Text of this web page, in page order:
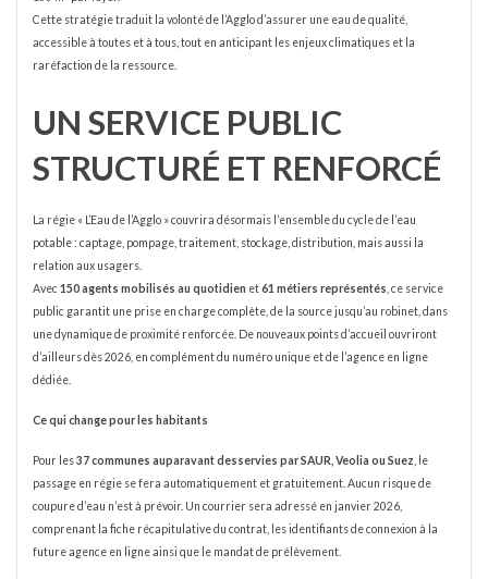
Cette stratégie traduit la volonté de l’Agglo d’assurer une eau de qualité,
accessible à toutes et à tous, tout en anticipant les enjeux climatiques et la
raréfaction de la ressource.
UN SERVICE PUBLIC
STRUCTURÉ ET RENFORCÉ
La régie « L’Eau de l’Agglo » couvrira désormais l’ensemble du cycle de l’eau
potable : captage, pompage, traitement, stockage, distribution, mais aussi la
relation aux usagers.
Avec 150 agents mobilisés au quotidien et61 métiers représentés , ce service
public garantit une prise en charge complète, de la source jusqu’au robinet, dans
une dynamique de proximité renforcée. De nouveaux points d’accueil ouvriront
d’ailleurs dès 2026, en complément du numéro unique et de l’agence en ligne
dédiée.
Ce qui change pour les habitants
Pour les37 communes auparavant desservies par SAUR, Veolia ou Suez , le
passage en régie se fera automatiquement et gratuitement. Aucun risque de
coupure d’eau n’est à prévoir. Un courrier sera adressé en janvier 2026,
comprenant la fiche récapitulative du contrat, les identifiants de connexion à la
future agence en ligne ainsi que le mandat de prélèvement.